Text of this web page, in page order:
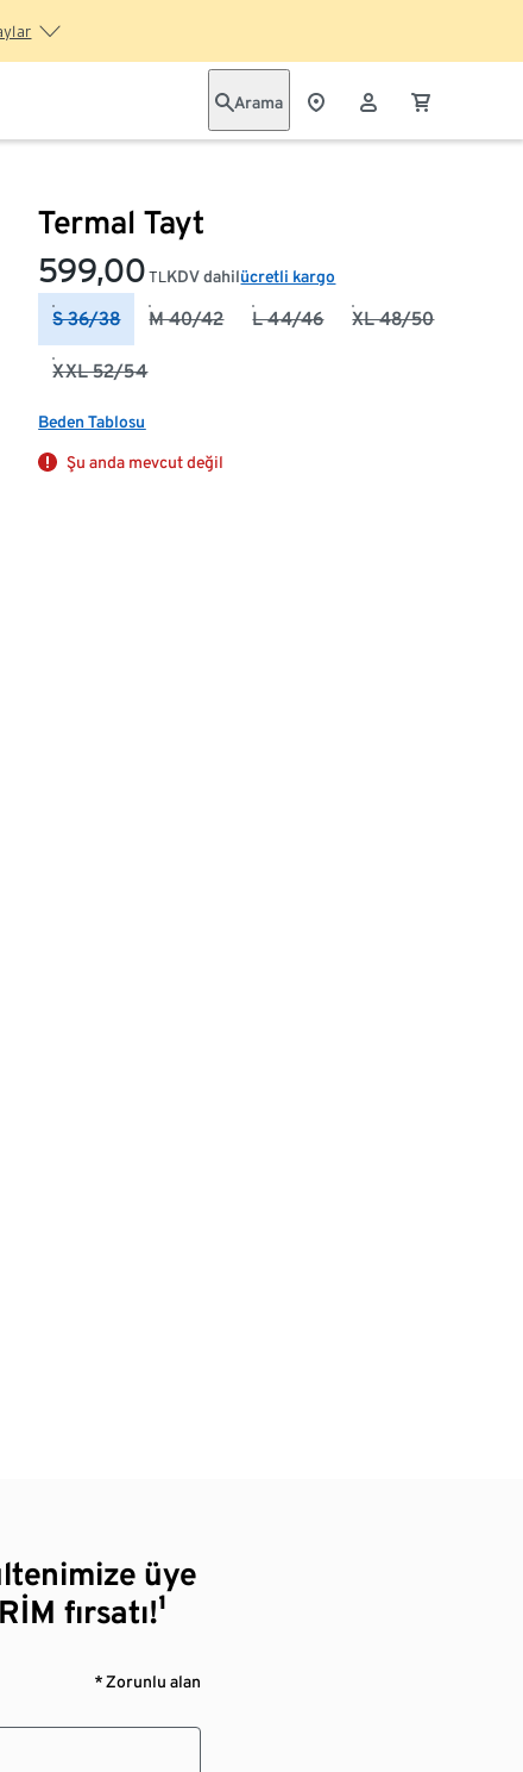
Arama
Termal Tayt
599,00 TLKDV dahilücretli kargo
S 36/38 M 40/42 L 44/46 XL 48/50
XXL 52/54
Beden Tablosu
Şu anda mevcut değil
üye
fırsatı!¹
* Zorunlu alan